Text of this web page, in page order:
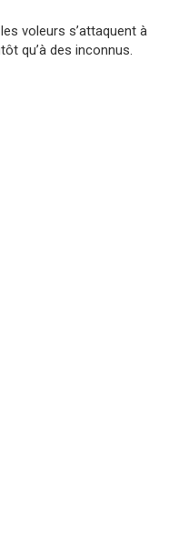
voleurs s’attaquent à
qu’à des inconnus.